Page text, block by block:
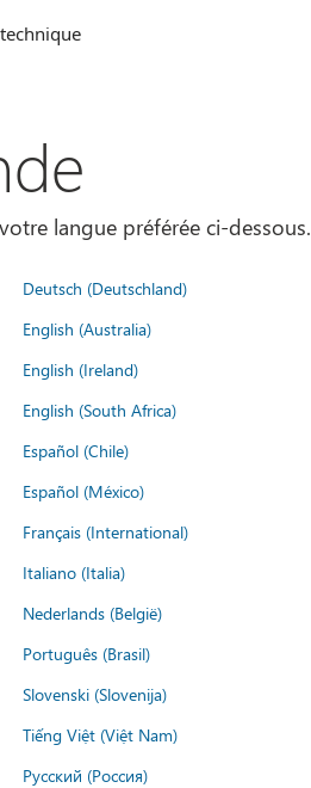
langue préférée ci-dessous.
Deutsch (Deutschland)
English (Australia)
English (Ireland)
English (South Africa)
Español (Chile)
Español (México)
Français (International)
Italiano (Italia)
Nederlands (België)
Português (Brasil)
Slovenski (Slovenija)
Tiếng Việt (Việt Nam)
Русский (Россия)